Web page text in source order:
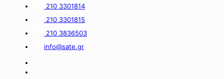
210 3301814
210 3301815
210 3836503
info@sate.gr